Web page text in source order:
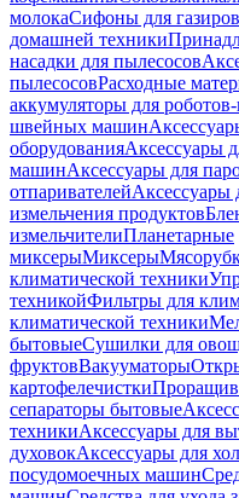
молокаСифоны для
домашней техники
насадки для пылесосов
пылесосовРасходные
аккумуляторы для
швейных машин
оборудованияАксессуары
машинАксессуары для
отпаривателейАксессуары
измельчения продуктов
измельчителиПланетарные
миксерыМиксеры
климатической техники
техникойФильтры для
климатической техники
бытовыеСушилки для
фруктовВакууматоры
картофелечистки
сепараторы бытовые
техникиАксессуары для
духовокАксессуары для
посудомоечных машин